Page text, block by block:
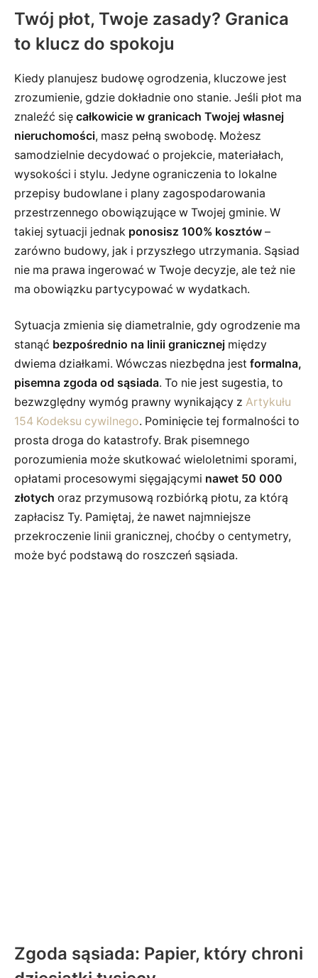
Twój płot, Twoje zasady? Granica
to klucz do spokoju
Kiedy planujesz budowę ogrodzenia, kluczowe jest
zrozumienie, gdzie dokładnie ono stanie. Jeśli płot ma
znaleźć się całkowicie w granicach Twojej własnej
nieruchomości, masz pełną swobodę. Możesz
samodzielnie decydować o projekcie, materiałach,
wysokości i stylu. Jedyne ograniczenia to lokalne
przepisy budowlane i plany zagospodarowania
przestrzennego obowiązujące w Twojej gminie. W
takiej sytuacji jednak ponosisz 100% kosztów –
zarówno budowy, jak i przyszłego utrzymania. Sąsiad
nie ma prawa ingerować w Twoje decyzje, ale też nie
ma obowiązku partycypować w wydatkach.
Sytuacja zmienia się diametralnie, gdy ogrodzenie ma
stanąć bezpośrednio na linii granicznej między
dwiema działkami. Wówczas niezbędna jest formalna,
pisemna zgoda od sąsiada. To nie jest sugestia, to
bezwzględny wymóg prawny wynikający z Artykułu
154 Kodeksu cywilnego. Pominięcie tej formalności to
prosta droga do katastrofy. Brak pisemnego
porozumienia może skutkować wieloletnimi sporami,
opłatami procesowymi sięgającymi nawet 50 000
złotych oraz przymusową rozbiórką płotu, za którą
zapłacisz Ty. Pamiętaj, że nawet najmniejsze
przekroczenie linii granicznej, choćby o centymetry,
może być podstawą do roszczeń sąsiada.
Zgoda sąsiada: Papier, który chroni